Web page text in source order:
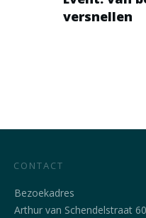
versnellen
CONTACT
Bezoekadres
Arthur van Schendelstraat